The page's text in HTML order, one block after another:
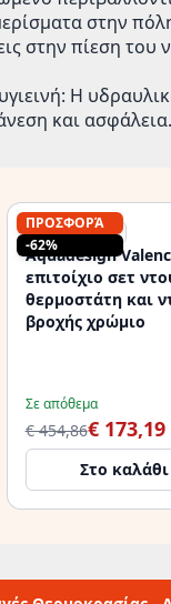
στην
στην πίεση του
Η
και ασφάλεια.
ΠΡΟΣΦΟΡΆ
-62%
AQUADESIGN
Aquadesign
επιτοίχιο σετ
θερμοστάτη και
βροχής χρώμιο
Σε απόθεμα
€ 454,86€ 173,19
Στο καλάθι